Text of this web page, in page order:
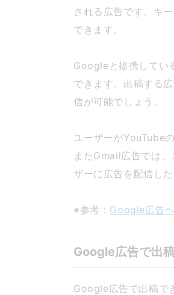
される広告です。キ
できます。
Googleと提携してい
できます。出稿する
信が可能でしょう。
ユーザーがYouTube
またGmail広告では
ザーに広告を配信した
※参考： Google広告
Google広告で出
Google広告で出稿で